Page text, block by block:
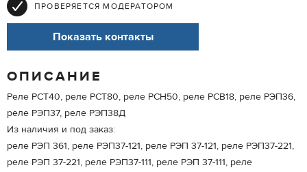
ПРОВЕРЯЕТСЯ МОДЕРАТОРОМ
Показать контакты
ОПИСАНИЕ
Реле РСТ40, реле РСТ80, реле РСН50, реле РСВ18, реле РЭП36,
реле РЭП37, реле РЭП38Д
Из наличия и под заказ:
реле РЭП 361, реле РЭП37-121, реле РЭП 37-121, реле РЭП37-221,
реле РЭП 37-221, реле РЭП37-111, реле РЭП 37-111, реле